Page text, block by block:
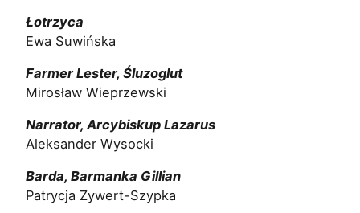
Łotrzyca
Ewa Suwińska
Farmer Lester, Śluzoglut
Mirosław Wieprzewski
Narrator, Arcybiskup Lazarus
Aleksander Wysocki
Barda, Barmanka Gillian
Patrycja Zywert-Szypka